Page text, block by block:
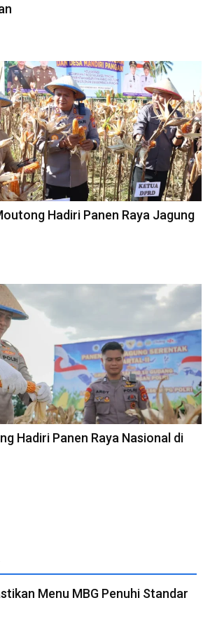
Hadiri Panen Raya Jagung
Hadiri Panen Raya Nasional di
Menu MBG Penuhi Standar